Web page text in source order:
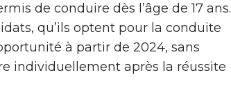
de conduire dès l’âge de 17 ans.
qu’ils optent pour la conduite
à partir de 2024, sans
individuellement après la réussite